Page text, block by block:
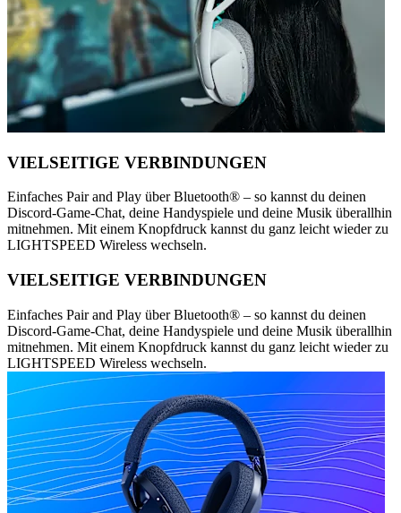
VIELSEITIGE VERBINDUNGEN
Einfaches Pair and Play über Bluetooth® – so kannst du deinen
Discord-Game-Chat, deine Handyspiele und deine Musik überallhin
mitnehmen. Mit einem Knopfdruck kannst du ganz leicht wieder zu
LIGHTSPEED Wireless wechseln.
VIELSEITIGE VERBINDUNGEN
Einfaches Pair and Play über Bluetooth® – so kannst du deinen
Discord-Game-Chat, deine Handyspiele und deine Musik überallhin
mitnehmen. Mit einem Knopfdruck kannst du ganz leicht wieder zu
LIGHTSPEED Wireless wechseln.